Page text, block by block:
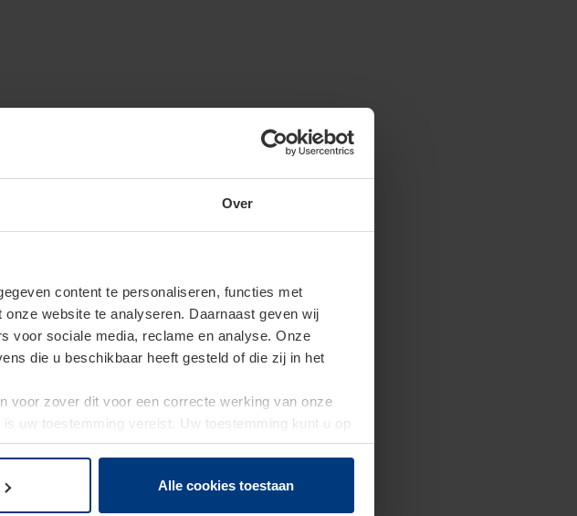
Over
content te personaliseren, functies met
website te analyseren. Daarnaast geven wij
voor sociale media, reclame en analyse. Onze
die u beschikbaar heeft gesteld of die zij in het
voor zover dit voor een correcte werking van onze
uw toestemming vereist. Uw toestemming kunt u op
op onze website wijzigen of herroepen.
Alle cookies toestaan